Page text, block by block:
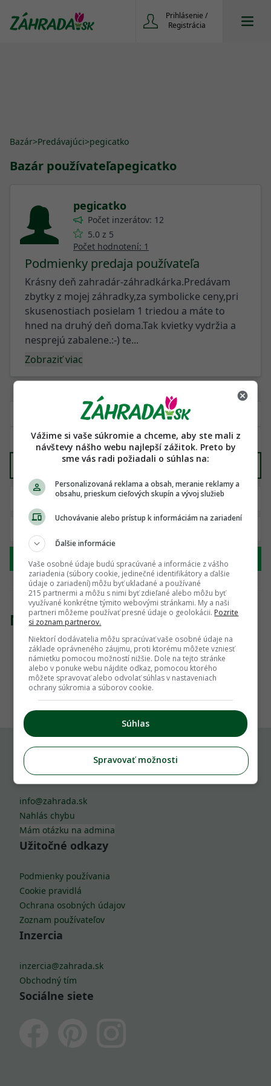
Prihlásenie /
Registrácia
Bazár>Predávajúci>pegicatko
Bazár používateľapegicatko
pegicatko
Počet inzerátov: 12
5.0 z 5
Počet hodnotení: 1
Podmienky predaja používateľa
Krásny deň zahradár-záhradkárka.Predávam
zbytky z mojej záhradky,za symbolicke ceny,pri
skusenostiach posielam 1 triedou a máte to
hned na druhý deň doma.Tak kvietky vydržia a
nesprejú zabalene.:-) te...
Zobraziť viac
Ručné náradie
Hľadať
Nenašli sme žiadny produkt
1
Komu môžeš napísať
info@zahrada.sk
Nahlás chybu
Mám otázku na admina
Užitočné odkazy
Podmienky používania
Cookie pravidlá
Ochrana osobných údajov
Zoznam používateľov
Inzercia
inzercia@zahrada.sk
Obchodný tím
Sociálne siete
Vážime si vaše súkromie a chceme, aby ste mali z
návštevy nášho webu najlepší zážitok. Preto by
sme vás radi požiadali o súhlas na:
Personalizovaná reklama a obsah, meranie reklamy a
obsahu, prieskum cieľových skupín a vývoj služieb
Uchovávanie alebo prístup k informáciám na zariadení
Ďalšie informácie
Vaše osobné údaje budú spracúvané a informácie z vášho
zariadenia (súbory cookie, jedinečné identifikátory a ďalšie
údaje o zariadení) môžu byť ukladané a používané
215 partnermi a môžu s nimi byť zdieľané alebo môžu byť
využívané konkrétne týmito webovými stránkami. My a naši
partneri môžeme používať presné údaje o geolokácii. Pozrite
si zoznam partnerov.
Niektorí dodávatelia môžu spracúvať vaše osobné údaje na
základe oprávneného záujmu, proti ktorému môžete vzniesť
námietku pomocou možností nižšie. Dole na tejto stránke
alebo v ponuke webu nájdite odkaz, pomocou ktorého
môžete spravovať alebo odvolať súhlas v nastaveniach
ochrany súkromia a súborov cookie.
Súhlas
Spravovať možnosti